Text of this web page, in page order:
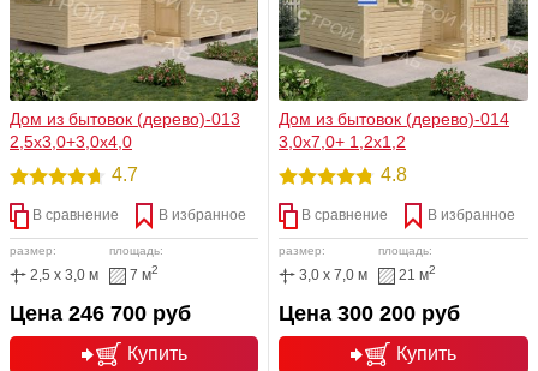
Дом из бытовок (дерево)-013
2,5х3,0+3,0х4,0
4.7
В сравнение В избранное
размер:
2,5 x 3,0 м
площадь:
7 м2
Купить
Цена 246 700 руб
Дом из бытовок (дерево)-014
3,0х7,0+ 1,2х1,2
4.8
В сравнение В избранное
размер:
3,0 x 7,0 м
площадь:
21 м2
Купить
Цена 300 200 руб